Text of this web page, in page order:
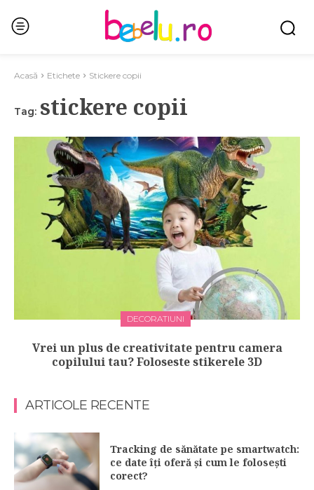
Acasă Etichete Stickere copii
Tag: stickere copii
DECORATIUNI
Vrei un plus de creativitate pentru camera
copilului tau? Foloseste stikerele 3D
ARTICOLE RECENTE
Tracking de sănătate pe smartwatch:
ce date îți oferă și cum le folosești
corect?